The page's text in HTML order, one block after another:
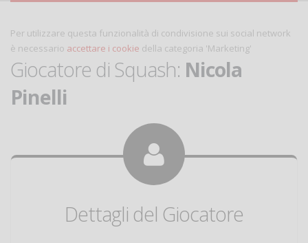
Per utilizzare questa funzionalità di condivisione sui social network
è necessario accettare i cookie della categoria 'Marketing'
Giocatore di Squash: Nicola
Pinelli
Dettagli del Giocatore